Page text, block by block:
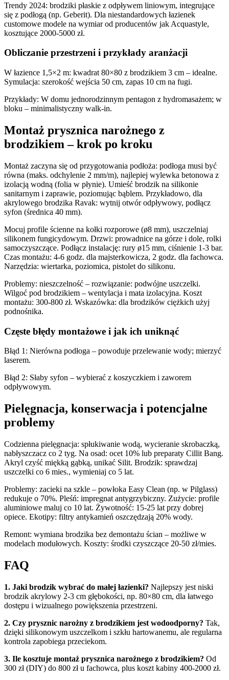
Trendy 2024: brodziki płaskie z odpływem liniowym, integrujące
się z podłogą (np. Geberit). Dla niestandardowych łazienek
customowe modele na wymiar od producentów jak Acquastyle,
kosztujące 2000-5000 zł.
Obliczanie przestrzeni i przykłady aranżacji
W łazience 1,5×2 m: kwadrat 80×80 z brodzikiem 3 cm – idealne.
Symulacja: szerokość wejścia 50 cm, zapas 10 cm na fugi.
Przykłady: W domu jednorodzinnym pentagon z hydromasażem; w
bloku – minimalistyczny walk-in.
Montaż prysznica narożnego z
brodzikiem – krok po kroku
Montaż zaczyna się od przygotowania podłoża: podłoga musi być
równa (maks. odchylenie 2 mm/m), najlepiej wylewka betonowa z
izolacją wodną (folia w płynie). Umieść brodzik na silikonie
sanitarnym i zaprawie, poziomując bąblem. Przykładowo, dla
akrylowego brodzika Ravak: wytnij otwór odpływowy, podłącz
syfon (średnica 40 mm).
Mocuj profile ścienne na kołki rozporowe (ø8 mm), uszczelniaj
silikonem fungicydowym. Drzwi: prowadnice na górze i dole, rolki
samoczyszczące. Podłącz instalację: rury ø15 mm, ciśnienie 1-3 bar.
Czas montażu: 4-6 godz. dla majsterkowicza, 2 godz. dla fachowca.
Narzędzia: wiertarka, poziomica, pistolet do silikonu.
Problemy: nieszczelność – rozwiązanie: podwójne uszczelki.
Wilgoć pod brodzikiem – wentylacja i mata izolacyjna. Koszt
montażu: 300-800 zł. Wskazówka: dla brodzików ciężkich użyj
podnośnika.
Częste błędy montażowe i jak ich uniknąć
Błąd 1: Nierówna podłoga – powoduje przelewanie wody; mierzyć
laserem.
Błąd 2: Słaby syfon – wybierać z koszyczkiem i zaworem
odpływowym.
Pielęgnacja, konserwacja i potencjalne
problemy
Codzienna pielęgnacja: spłukiwanie wodą, wycieranie skrobaczką,
nabłyszczacz co 2 tyg. Na osad: ocet 10% lub preparaty Cillit Bang.
Akryl czyść miękką gąbką, unikać Silit. Brodzik: sprawdzaj
uszczelki co 6 mies., wymieniaj co 5 lat.
Problemy: zacieki na szkle – powłoka Easy Clean (np. w Pilglass)
redukuje o 70%. Pleśń: impregnat antygrzybiczny. Zużycie: profile
aluminiowe maluj co 10 lat. Żywotność: 15-25 lat przy dobrej
opiece. Ekotipy: filtry antykamień oszczędzają 20% wody.
Remont: wymiana brodzika bez demontażu ścian – możliwe w
modelach modułowych. Koszty: środki czyszczące 20-50 zł/mies.
FAQ
1. Jaki brodzik wybrać do małej łazienki? Najlepszy jest niski
brodzik akrylowy 2-3 cm głębokości, np. 80×80 cm, dla łatwego
dostępu i wizualnego powiększenia przestrzeni.
2. Czy prysznic narożny z brodzikiem jest wodoodporny? Tak,
dzięki silikonowym uszczelkom i szkłu hartowanemu, ale regularna
kontrola zapobiega przeciekom.
3. Ile kosztuje montaż prysznica narożnego z brodzikiem? Od
300 zł (DIY) do 800 zł u fachowca, plus koszt kabiny 400-2000 zł.